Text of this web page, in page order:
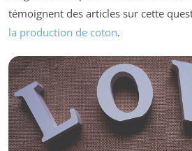
témoignent des articles sur cette
la production de coton.